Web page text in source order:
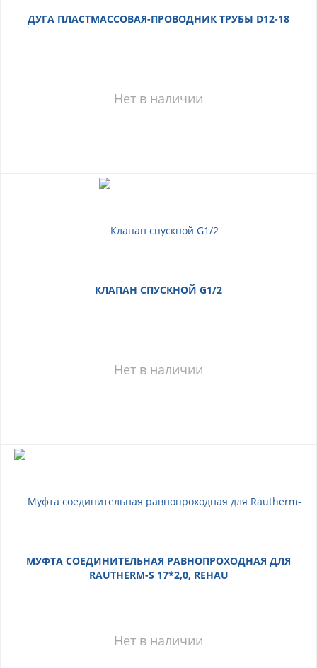
ДУГА ПЛАСТМАССОВАЯ-ПРОВОДНИК ТРУБЫ D12-18
Нет в наличии
КЛАПАН СПУСКНОЙ G1/2
Нет в наличии
МУФТА СОЕДИНИТЕЛЬНАЯ РАВНОПРОХОДНАЯ ДЛЯ
RAUTHERM-S 17*2,0, REHAU
Нет в наличии